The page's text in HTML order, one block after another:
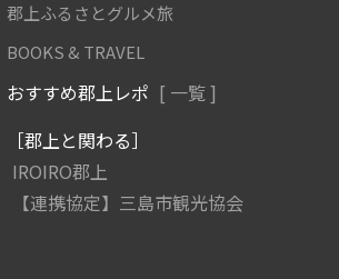
郡上ふるさとグルメ旅
BOOKS & TRAVEL
おすすめ郡上レポ [ 一覧 ]
［郡上と関わる］
IROIRO郡上
【連携協定】三島市観光協会